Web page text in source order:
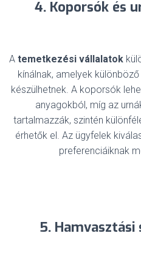
4. Koporsók és
A temetkezési vállalatok
kínálnak, amelyek
készülhetnek. A koporsók
anyagokból, míg az
tartalmazzák, szintén
érhetők el. Az ügyfelek
preferenciáiknak
5.